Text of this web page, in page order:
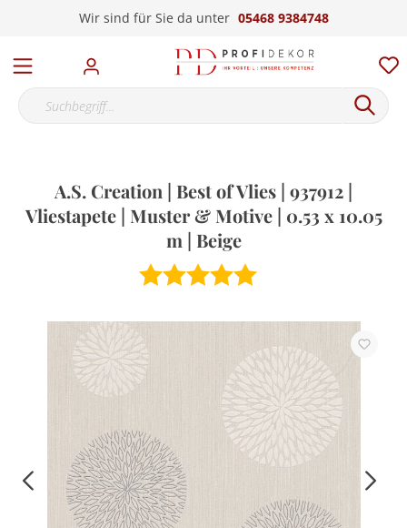
Wir sind für Sie da unter 05468 9384748
A.S. Creation | Best of Vlies | 937912 |
Vliestapete | Muster & Motive | 0.53 x 10.05
m | Beige